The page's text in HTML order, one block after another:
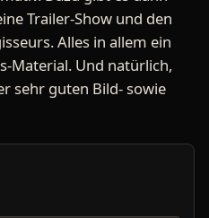
Trailer-Show und den
Alles in allem ein
Material. Und natürlich,
sehr guten Bild- sowie